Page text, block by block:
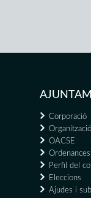
Corporació
Organització
OACSE
Ordenances
Perfil del
Eleccions
Ajudes i